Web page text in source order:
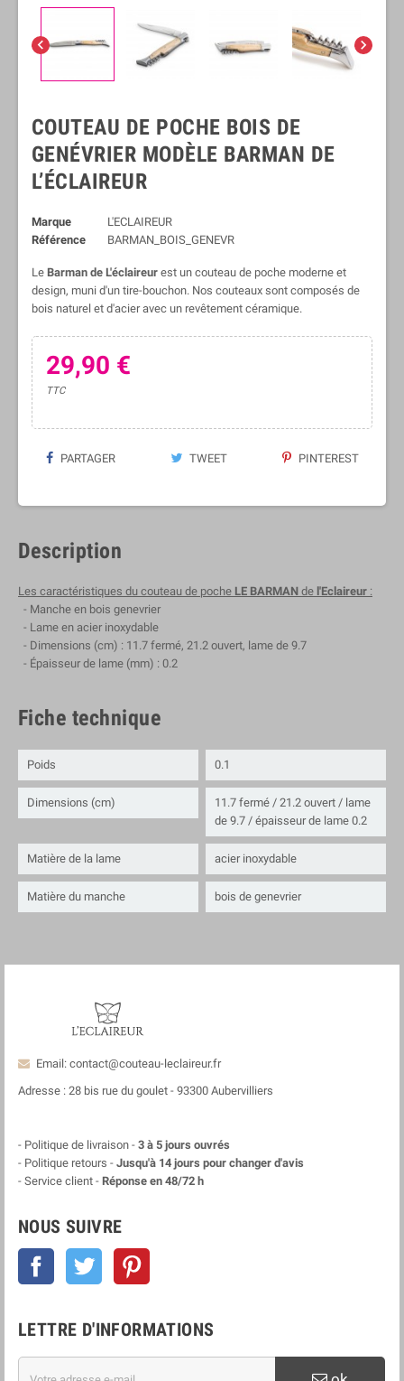
 
COUTEAU DE POCHE BOIS DE
GENÉVRIER MODÈLE BARMAN DE
L’ÉCLAIREUR
Marque
L'ECLAIREUR
Référence
BARMAN_BOIS_GENEVR
Le Barman de L'éclaireur est un couteau de poche moderne et
design, muni d'un tire-bouchon. Nos couteaux sont composés de
bois naturel et d'acier avec un revêtement céramique.
29,90 €
TTC
PARTAGER TWEET PINTEREST
Description
Les caractéristiques du couteau de poche LE BARMAN de l'Eclaireur :
- Manche en bois genevrier
- Lame en acier inoxydable
- Dimensions (cm) : 11.7 fermé, 21.2 ouvert, lame de 9.7
- Épaisseur de lame (mm) : 0.2
Fiche technique
Poids 0.1
Dimensions (cm)
11.7 fermé / 21.2 ouvert / lame
de 9.7 / épaisseur de lame 0.2
Matière de la lame acier inoxydable
Matière du manche bois de genevrier
Email: contact@couteau-leclaireur.fr
Adresse : 28 bis rue du goulet - 93300 Aubervilliers
- Politique de livraison - 3 à 5 jours ouvrés
- Politique retours - Jusqu'à 14 jours pour changer d'avis
- Service client - Réponse en 48/72 h
NOUS SUIVRE
Facebook Twitter
LETTRE D'INFORMATIONS